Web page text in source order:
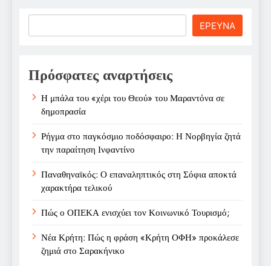
ΕΡΕΥΝΑ
Πρόσφατες αναρτήσεις
Η μπάλα του «χέρι του Θεού» του Μαραντόνα σε
δημοπρασία
Ρήγμα στο παγκόσμιο ποδόσφαιρο: Η Νορβηγία ζητά
την παραίτηση Ινφαντίνο
Παναθηναϊκός: Ο επαναληπτικός στη Σόφια αποκτά
χαρακτήρα τελικού
Πώς ο ΟΠΕΚΑ ενισχύει τον Κοινωνικό Τουρισμό;
Νέα Κρήτη: Πώς η φράση «Κρήτη ΟΦΗ» προκάλεσε
ζημιά στο Σαρακήνικο